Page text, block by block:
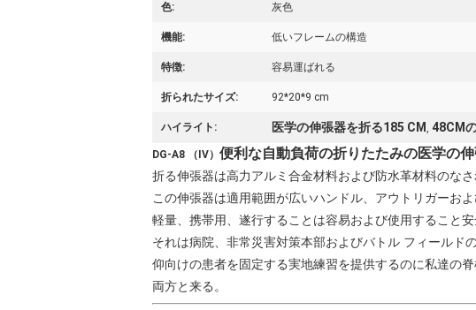
色: 灰色
機能: 低いフレームの構造
特徴: 容易運ばれる
折られたサイズ: 92*20*9 cm
ハイライト: 医学の伸張器を折る185 CM , 48CM
DG-A8 （IV） 便利な自動負荷の折りたたみの医学の
折る伸張器は高力アルミ合金材料および防水革材料のなさ
この伸張器は適用範囲が広いハンドル、アウトリガーお
軽量、携帯用、遂行することは容易および使用すること
それは病院、非常災害対策本部およびバトル フィールド
仰向けの患者を固定する実地練習を提供するのに私達の
両方と来る。